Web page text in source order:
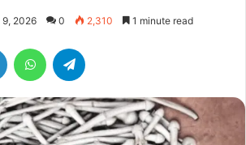
2026 0 2,310 1 minute read